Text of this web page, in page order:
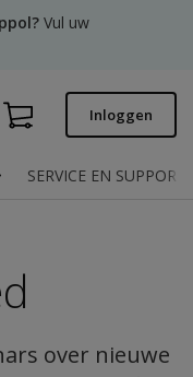
Vul uw
Inloggen
SERVICE EN SUPPORT
over nieuwe